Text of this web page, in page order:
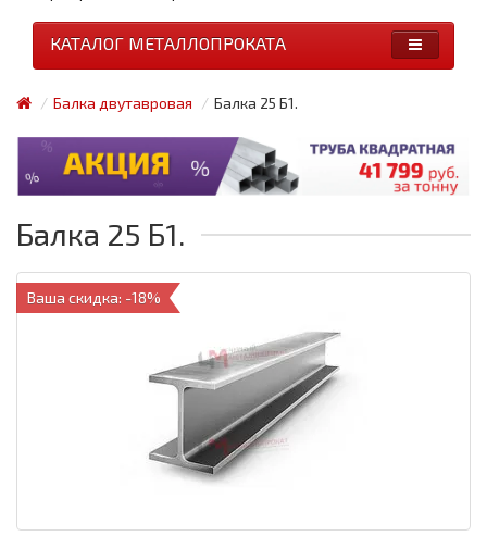
КАТАЛОГ МЕТАЛЛОПРОКАТА
Балка двутавровая Балка 25 Б1.
Балка 25 Б1.
Ваша скидка: -18%